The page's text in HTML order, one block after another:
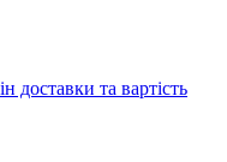
доставки та вартість